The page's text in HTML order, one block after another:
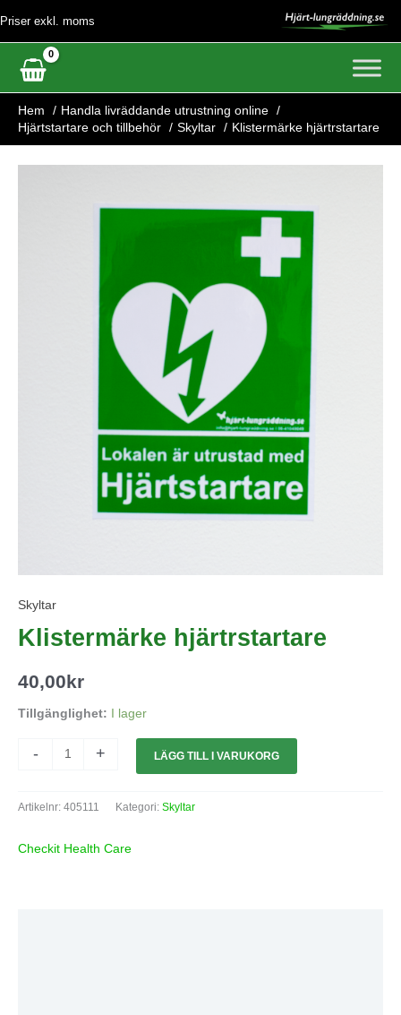
innehåll
Priser exkl. moms
Hem
Handla livräddande utrustning online
Hjärtstartare och tillbehör
Skyltar Klistermärke hjärtrstartare
Skyltar
Klistermärke hjärtrstartare
40,00kr
Tillgänglighet: I lager
- + LÄGG TILL I VARUKORG
Artikelnr: 405111 Kategori: Skyltar
Checkit Health Care